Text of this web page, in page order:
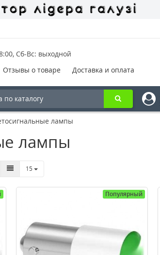
Сб-Вс: выходной
Отзывы о товаре Доставка и оплата
лампы
лампы
15
Популярный